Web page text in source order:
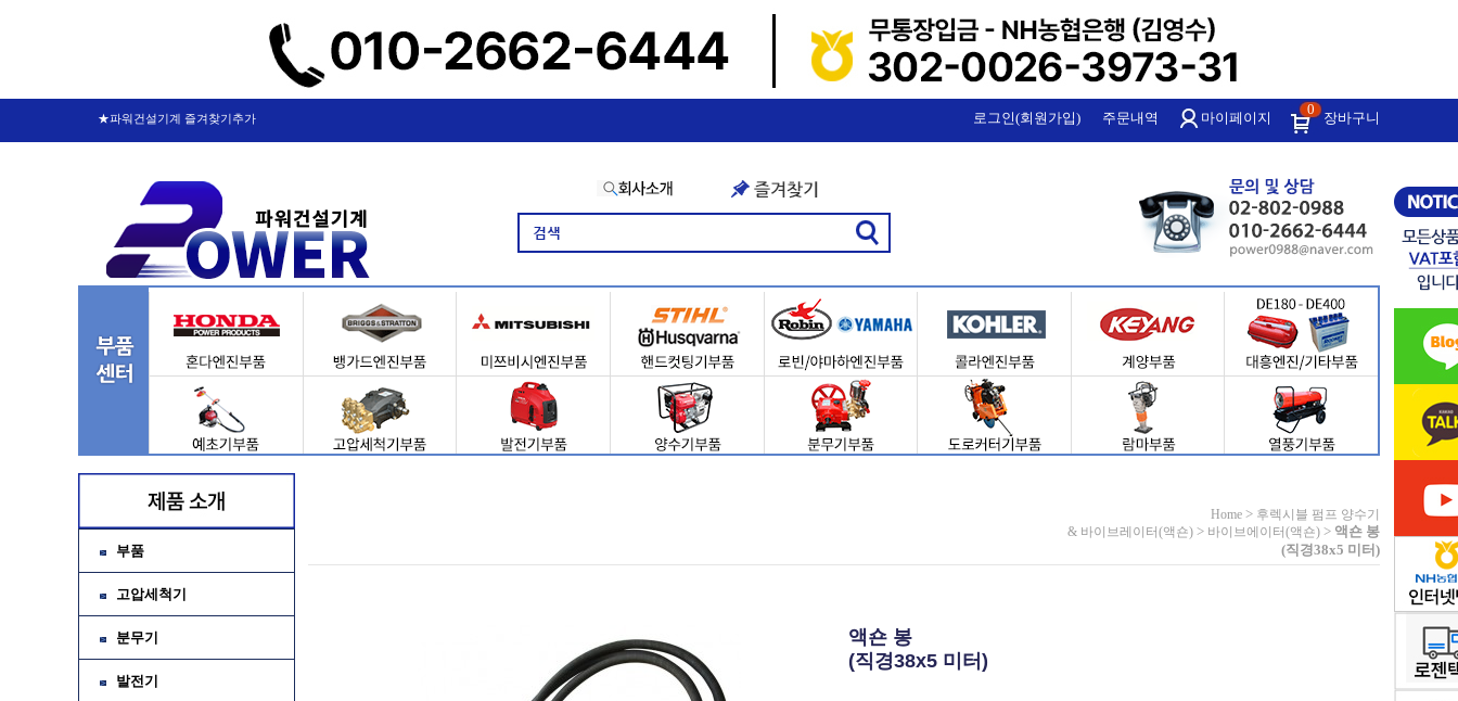
★파워건설기계 즐겨찾기추가 로그인(회원가입) 주문내역 마이페이지 장바구니
0
부품
고압세척기
분무기
발전기
Home > 후렉시블 펌프 양수기
& 바이브레이터(액숀) > 바이브에이터(액숀) > 액숀 봉
(직경38x5 미터)
액숀 봉
(직경38x5 미터)